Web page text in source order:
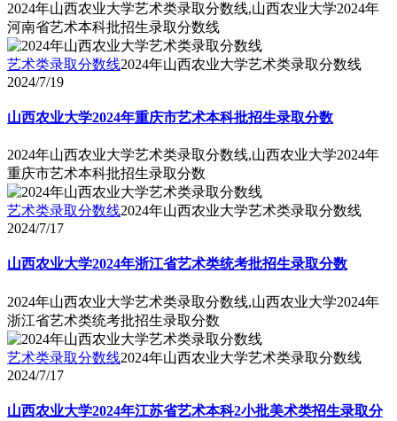
2024年山西农业大学艺术类录取分数线,山西农业大学2024年
河南省艺术本科批招生录取分数线
艺术类录取分数线2024年山西农业大学艺术类录取分数线
2024/7/19
山西农业大学2024年重庆市艺术本科批招生录取分数
2024年山西农业大学艺术类录取分数线,山西农业大学2024年
重庆市艺术本科批招生录取分数
艺术类录取分数线2024年山西农业大学艺术类录取分数线
2024/7/17
山西农业大学2024年浙江省艺术类统考批招生录取分数
2024年山西农业大学艺术类录取分数线,山西农业大学2024年
浙江省艺术类统考批招生录取分数
艺术类录取分数线2024年山西农业大学艺术类录取分数线
2024/7/17
山西农业大学2024年江苏省艺术本科2小批美术类招生录取分